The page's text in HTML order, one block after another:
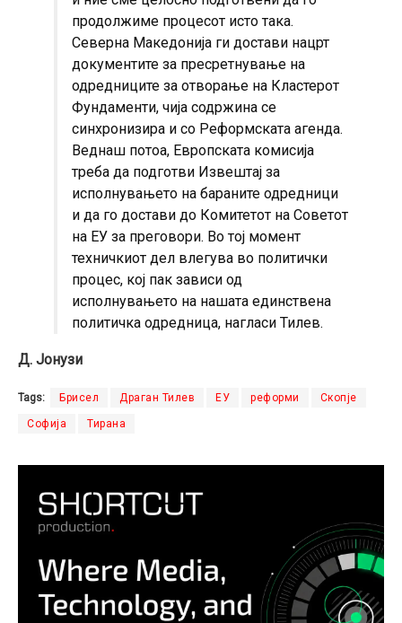
продолжиме процесот исто така.
Северна Македонија ги достави нацрт
документите за пресретнување на
одредниците за отворање на Кластерот
Фундаменти, чија содржина се
синхронизира и со Реформската агенда.
Веднаш потоа, Европската комисија
треба да подготви Извештај за
исполнувањето на бараните одредници
и да го достави до Комитетот на Советот
на ЕУ за преговори. Во тој момент
техничкиот дел влегува во политички
процес, кој пак зависи од
исполнувањето на нашата единствена
политичка одредница, нагласи Тилев.
Д. Јонузи
Tags: Брисел Драган Тилев ЕУ реформи Скопје
Софија Тирана